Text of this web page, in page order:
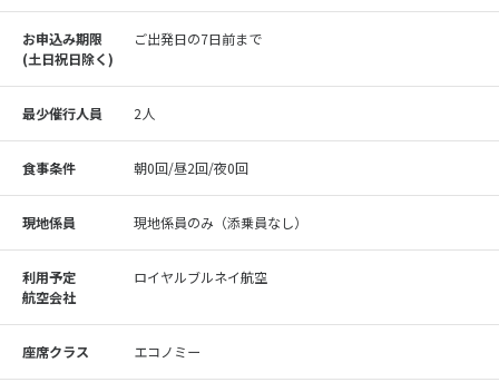
お申込み期限
(⼟⽇祝⽇除く)
ご出発日の7日前まで
最少催行人員 2人
食事条件 朝0回/昼2回/夜0回
現地係員 現地係員のみ（添乗員なし）
利用予定
航空会社
ロイヤルブルネイ航空
座席クラス エコノミー